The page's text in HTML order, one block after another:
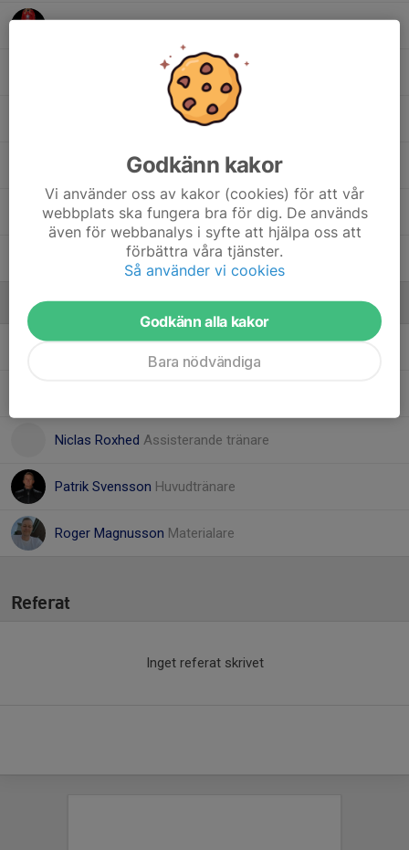
14. Ida Granhed, Team F16
18. Melina Kaib (P)
33. Melina Papachristopoulos, Team F16
31. Mira Baranova
24. Vera Sjögren
97. Viva Roxhed
Ledare
Andrea KratzLagledare
Niclas Roxhed Assisterande tränare
Patrik Svensson Huvudtränare
Roger Magnusson Materialare
Referat
Inget referat skrivet
Godkänn kakor
Vi använder oss av kakor (cookies) för att vår
webbplats ska fungera bra för dig. De används
även för webbanalys i syfte att hjälpa oss att
förbättra våra tjänster.
Så använder vi cookies
Godkänn alla kakor
Bara nödvändiga